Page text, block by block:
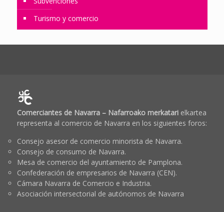
Turismo y comercio
Comerciantes de Navarra – Nafarroako merkatarielkartea
representa al comercio de Navarra en los siguientes foros:
Consejo asesor de comercio minorista de Navarra.
Consejo de consumo de Navarra.
Mesa de comercio del ayuntamiento de Pamplona.
Confederación de empresarios de Navarra (CEN).
Cámara Navarra de Comercio e Industria.
Asociación intersectorial de autónomos de Navarra